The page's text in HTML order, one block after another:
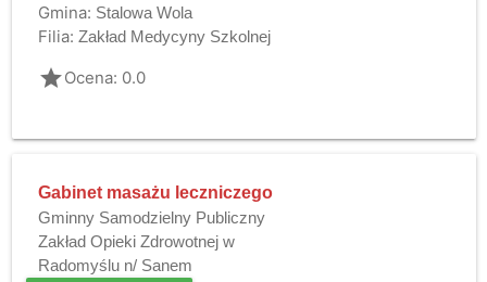
Gmina: Stalowa Wola
Filia: Zakład Medycyny Szkolnej
gradeOcena: 0.0
Gabinet masażu leczniczego
Gminny Samodzielny Publiczny
Zakład Opieki Zdrowotnej w
Radomyślu n/ Sanem